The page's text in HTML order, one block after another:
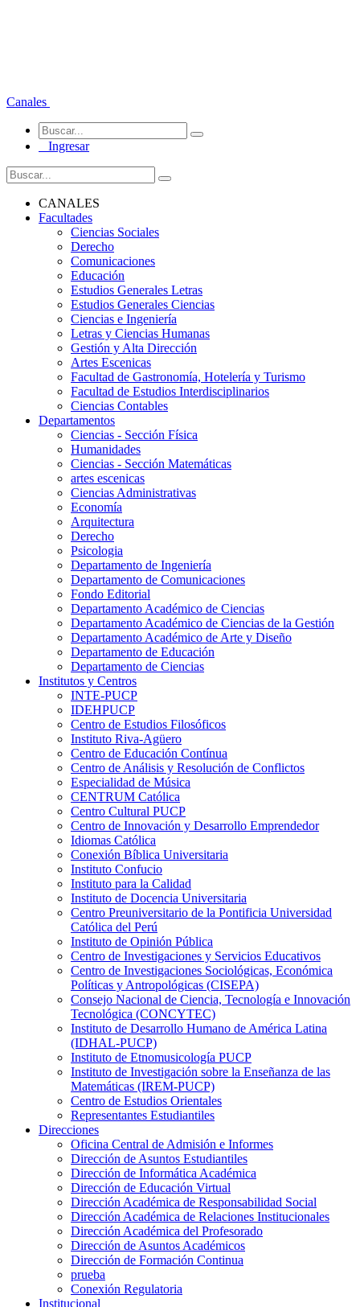
Canales
Ingresar
CANALES
Facultades
Ciencias Sociales
Derecho
Comunicaciones
Educación
Estudios Generales Letras
Estudios Generales Ciencias
Ciencias e Ingeniería
Letras y Ciencias Humanas
Gestión y Alta Dirección
Artes Escenicas
Facultad de Gastronomía, Hotelería y Turismo
Facultad de Estudios Interdisciplinarios
Ciencias Contables
Departamentos
Ciencias - Sección Física
Humanidades
Ciencias - Sección Matemáticas
artes escenicas
Ciencias Administrativas
Economía
Arquitectura
Derecho
Psicologia
Departamento de Ingeniería
Departamento de Comunicaciones
Fondo Editorial
Departamento Académico de Ciencias
Departamento Académico de Ciencias de la Gestión
Departamento Académico de Arte y Diseño
Departamento de Educación
Departamento de Ciencias
Institutos y Centros
INTE-PUCP
IDEHPUCP
Centro de Estudios Filosóficos
Instituto Riva-Agüero
Centro de Educación Contínua
Centro de Análisis y Resolución de Conflictos
Especialidad de Música
CENTRUM Católica
Centro Cultural PUCP
Centro de Innovación y Desarrollo Emprendedor
Idiomas Católica
Conexión Bíblica Universitaria
Instituto Confucio
Instituto para la Calidad
Instituto de Docencia Universitaria
Centro Preuniversitario de la Pontificia Universidad
Católica del Perú
Instituto de Opinión Pública
Centro de Investigaciones y Servicios Educativos
Centro de Investigaciones Sociológicas, Económica
Políticas y Antropológicas (CISEPA)
Consejo Nacional de Ciencia, Tecnología e Innovación
Tecnológica (CONCYTEC)
Instituto de Desarrollo Humano de América Latina
(IDHAL-PUCP)
Instituto de Etnomusicología PUCP
Instituto de Investigación sobre la Enseñanza de las
Matemáticas (IREM-PUCP)
Centro de Estudios Orientales
Representantes Estudiantiles
Direcciones
Oficina Central de Admisión e Informes
Dirección de Asuntos Estudiantiles
Dirección de Informática Académica
Dirección de Educación Virtual
Dirección Académica de Responsabilidad Social
Dirección Académica de Relaciones Institucionales
Dirección Académica del Profesorado
Dirección de Asuntos Académicos
Dirección de Formación Continua
prueba
Conexión Regulatoria
Institucional